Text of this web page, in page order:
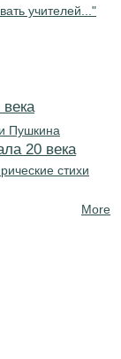
учителей..."
Пушкина
20 века
стихи
More